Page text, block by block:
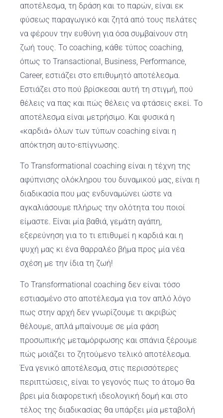
αποτέλεσμα, τη δράση και το παρών, είναι εκ
φύσεως παραγωγικό και ζητά από τους πελάτες
να φέρουν την ευθύνη για όσα συμβαίνουν στη
ζωή τους. Το coaching, κάθε τύπος coaching,
όπως το Transactional, Business, Performance,
Career, εστιάζει στο επιθυμητό αποτέλεσμα.
Εστιάζει στο πού βρίσκεσαι αυτή τη στιγμή, πού
θέλεις να πας και πώς θέλεις να φτάσεις εκεί. Το
αποτέλεσμα είναι μετρήσιμο. Και φυσικά η
«καρδιά» όλων των τύπων coaching είναι η
απόκτηση αυτο-επίγνωσης.
Το Transformational coaching είναι η τέχνη της
αφύπνισης ολόκληρου του δυναμικού μας, είναι η
διαδικασία που μας ενδυναμώνει ώστε να
αγκαλιάσουμε πλήρως την ολότητα του ποιοί
είμαστε. Είναι μία βαθιά, γεμάτη αγάπη,
εξερεύνηση για το τι επιθυμεί η καρδιά και η
ψυχή μας κι ένα θαρραλέο βήμα προς μία νέα
σχέση με την ίδια τη ζωή!
Το Transformational coaching δεν είναι τόσο
εστιασμένο στο αποτέλεσμα για τον απλό λόγο
πως στην αρχή δεν γνωρίζουμε τι ακριβώς
θέλουμε, απλά μπαίνουμε σε μία φάση
προσωπικής μεταμόρφωσης και σπάνια ξέρουμε
πώς μοιάζει το ζητούμενο τελικό αποτέλεσμα.
Ένα γενικό αποτέλεσμα, στις περισσότερες
περιπτώσεις, είναι το γεγονός πως το άτομο θα
βρει μία διαφορετική ιδεολογική δομή και στο
τέλος της διαδικασίας θα υπάρξει μία μεταβολή